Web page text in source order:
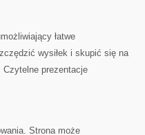
łatwe
wysiłek i skupić się na
Czytelne prezentacje
Strona może